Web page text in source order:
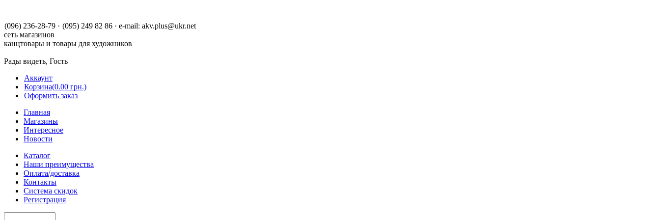
(096) 236-28-79 · (095) 249 82 86 · e-mail: akv.plus@ukr.net
сеть магазинов
канцтовары и товары для художников
Рады видеть, Гость
Аккаунт
Корзина(0.00 грн.)
Оформить заказ
Главная
Магазины
Интересное
Новости
Каталог
Наши преимущества
Оплата/доставка
Контакты
Система скидок
Регистрация